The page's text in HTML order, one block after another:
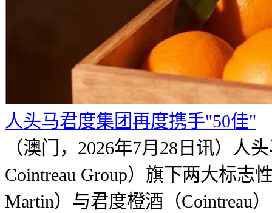
人头马君度集团再度携手"50佳"
（澳门，2026年7月28日讯）人
Cointreau Group）旗下两大标志
Martin）与君度橙酒（Cointreau